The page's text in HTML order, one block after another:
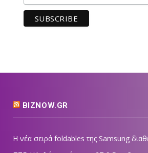
BIZNOW.GR
Η νέα σειρά foldables της Samsung